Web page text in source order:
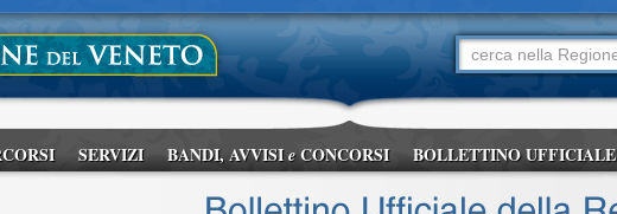
SERVIZI BANDI, AVVISIeCONCORSI BOLLETTINO UFFICIALE